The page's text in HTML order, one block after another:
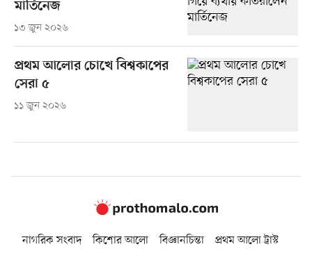
মার্তিনেজ
১৩ জুন ২০২৬
প্রথম আলোর চোখে বিশ্বকাপের
সেরা ৫
১১ জুন ২০২৬
নাগরিক সংবাদ কিশোর আলো বিজ্ঞানচিন্তা
প্রথম আলো ট্রাস্ট